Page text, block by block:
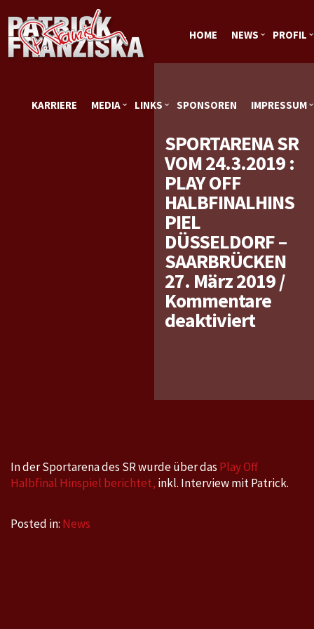
HOME NEWS PROFIL
KARRIERE MEDIA LINKS SPONSOREN IMPRESSUM
SPORTARENA SR
VOM 24.3.2019 :
PLAY OFF
HALBFINALHINS
PIEL
DÜSSELDORF –
SAARBRÜCKEN
27. März 2019/
Kommentare
deaktiviertfür
Off
In der Sportarena des SR wurde über das Play Off
Halbfinal Hinspiel berichtet, inkl. Interview mit Patrick.
Posted in: News